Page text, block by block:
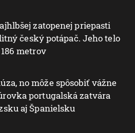
zatopenej priepasti
český potápač. Jeho telo
metrov
no môže spôsobiť vážne
portugalská zatvára
aj Španielsku